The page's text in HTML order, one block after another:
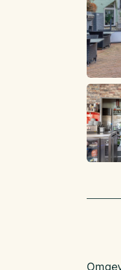
CPI-alle
Bureau